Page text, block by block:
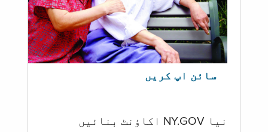
سائن اپ کریں
نیا NY.GOV اکاؤنٹ بنائیں